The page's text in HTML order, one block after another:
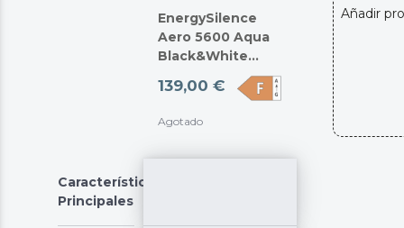
EnergySilence
Aero 5600 Aqua
Black&White
139,00 €
Agotado
Añadir
Características
Principales